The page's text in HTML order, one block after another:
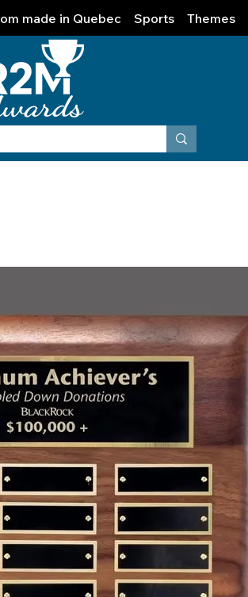
made in Quebec Sports Themes